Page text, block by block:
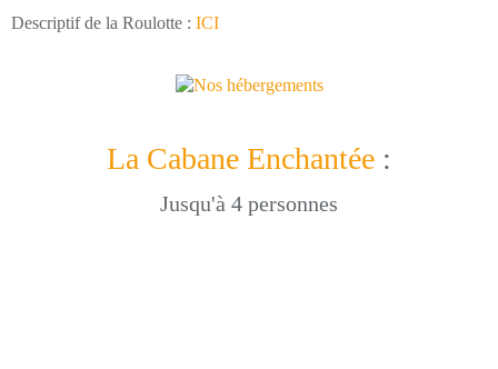
Descriptif de la Roulotte : ICI
La Cabane Enchantée :
Jusqu'à 4 personnes